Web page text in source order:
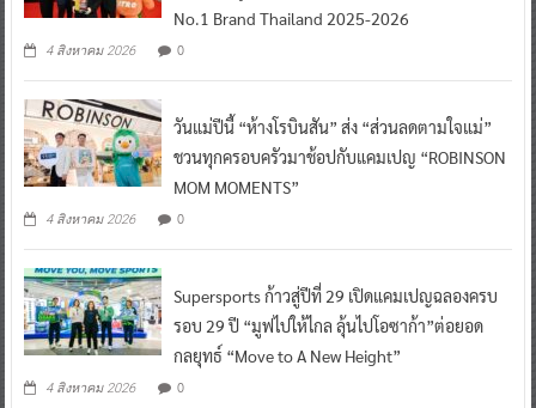
No.1 Brand Thailand 2025-2026
4 สิงหาคม 2026 0
วันแม่ปีนี้ “ห้างโรบินสัน” ส่ง “ส่วนลดตามใจแม่”
ชวนทุกครอบครัวมาช้อปกับแคมเปญ “ROBINSON
MOM MOMENTS”
4 สิงหาคม 2026 0
Supersports ก้าวสู่ปีที่ 29 เปิดแคมเปญฉลองครบ
รอบ 29 ปี “มูฟไปให้ไกล ลุ้นไปโอซาก้า”ต่อยอด
กลยุทธ์ “Move to A New Height”
4 สิงหาคม 2026 0